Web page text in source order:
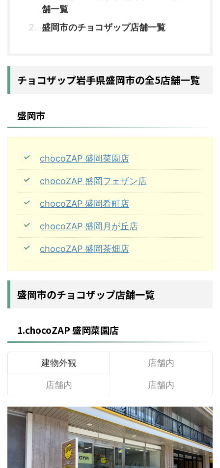
舗一覧
盛岡市のチョコザップ店舗一覧
チョコザップ岩手県盛岡市の全5店舗一覧
盛岡市
chocoZAP 盛岡菜園店
chocoZAP 盛岡フェザン店
chocoZAP 盛岡肴町店
chocoZAP 盛岡月が丘店
chocoZAP 盛岡茶畑店
盛岡市のチョコザップ店舗一覧
1.chocoZAP 盛岡菜園店
建物外観 店舗内
店舗内 店舗内